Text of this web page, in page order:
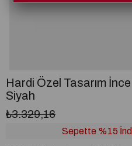
Hardi Özel Tasarım
Siyah
₺3.329,16
Sepette %15